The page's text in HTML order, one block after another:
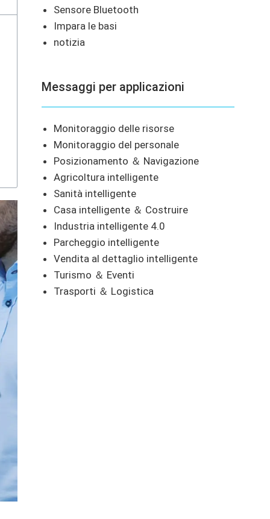
Sensore Bluetooth
Impara le basi
notizia
Messaggi per applicazioni
Monitoraggio delle risorse
Monitoraggio del personale
Posizionamento ＆ Navigazione
Agricoltura intelligente
Sanità intelligente
Casa intelligente ＆ Costruire
Industria intelligente 4.0
Parcheggio intelligente
Vendita al dettaglio intelligente
Turismo ＆ Eventi
Trasporti ＆ Logistica